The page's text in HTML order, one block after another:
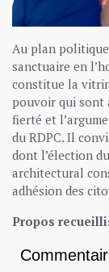
Au plan
sanctuaire en
constitue la
pouvoir qui sont
fierté et
du RDPC. Il
dont l’élection
architectural
adhésion des
Propos